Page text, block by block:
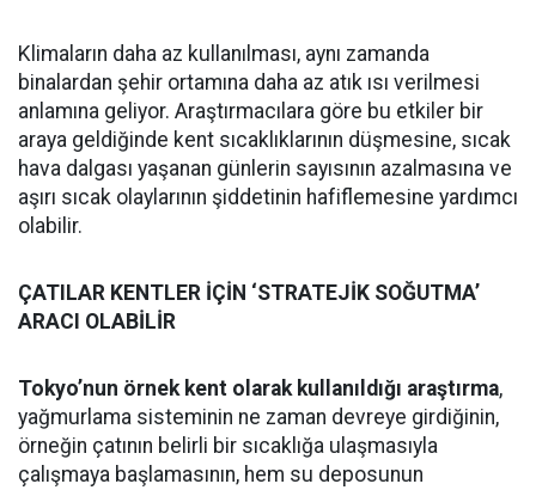
Klimaların daha az kullanılması, aynı zamanda
binalardan şehir ortamına daha az atık ısı verilmesi
anlamına geliyor. Araştırmacılara göre bu etkiler bir
araya geldiğinde kent sıcaklıklarının düşmesine, sıcak
hava dalgası yaşanan günlerin sayısının azalmasına ve
aşırı sıcak olaylarının şiddetinin hafiflemesine yardımcı
olabilir.
ÇATILAR KENTLER İÇİN ‘STRATEJİK SOĞUTMA’
ARACI OLABİLİR
Tokyo’nun örnek kent olarak kullanıldığı araştırma,
yağmurlama sisteminin ne zaman devreye girdiğinin,
örneğin çatının belirli bir sıcaklığa ulaşmasıyla
çalışmaya başlamasının, hem su deposunun